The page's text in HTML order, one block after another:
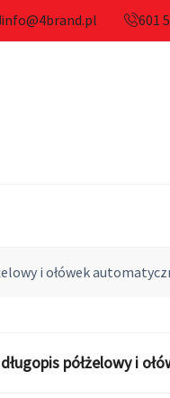
info@4brand.pl 601
i ołówek
półżelowy i